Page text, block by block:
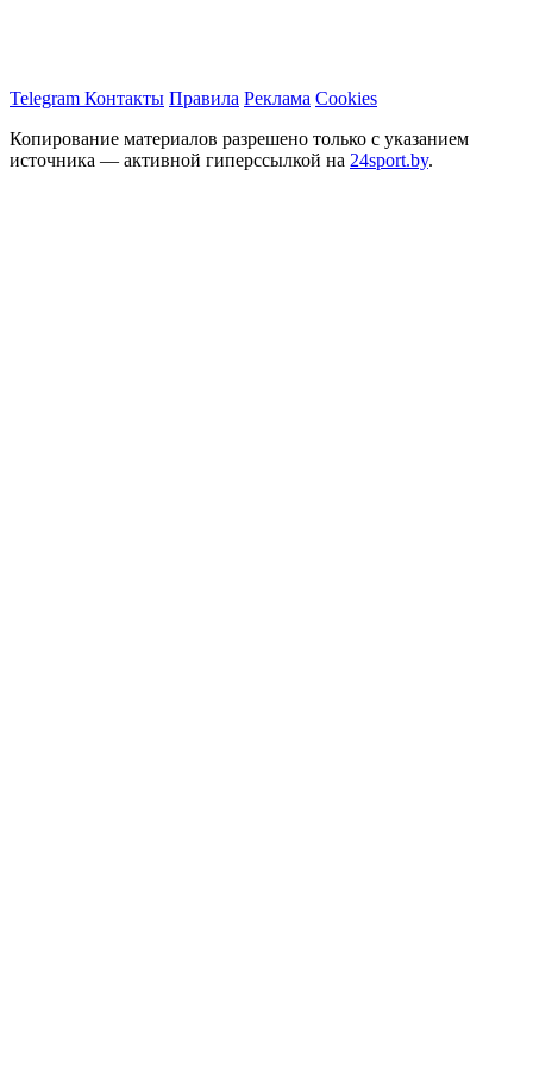
Telegram Контакты Правила Реклама Cookies
Копирование материалов разрешено только с указанием
источника — активной гиперссылкой на 24sport.by.